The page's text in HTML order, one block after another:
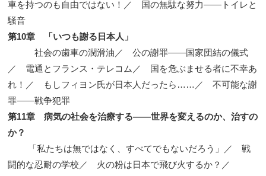
車を持つのも自由ではない！／ 国の無駄な努力——トイレと
騒音
第10章 「いつも謝る日本人」
社会の歯車の潤滑油／ 公の謝罪——国家団結の儀式
／ 電通とフランス・テレコム／ 国を危ぶませる者に不幸あ
れ！／ もしフィヨン氏が日本人だったら……／ 不可能な謝
罪——戦争犯罪
第11章 病気の社会を治療する——世界を変えるのか、治すの
か？
「私たちは無ではなく、すべてでもないだろう」／ 戦
闘的な忍耐の学校／ 火の粉は日本で飛び火するか？／